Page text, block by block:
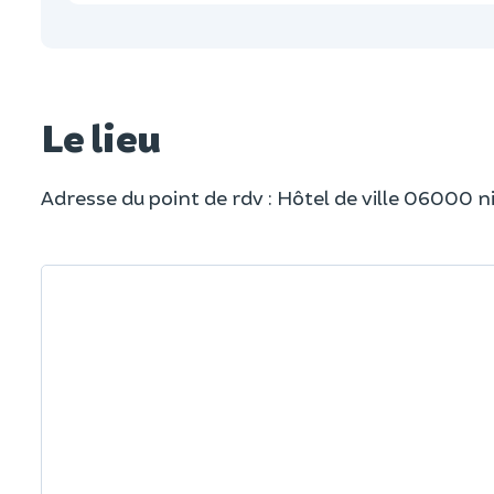
Le lieu
Adresse du point de rdv : Hôtel de ville 06000